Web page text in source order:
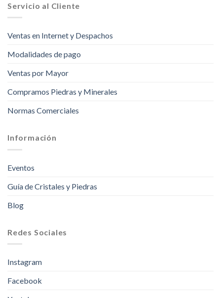
Servicio al Cliente
Ventas en Internet y Despachos
Modalidades de pago
Ventas por Mayor
Compramos Piedras y Minerales
Normas Comerciales
Información
Eventos
Guía de Cristales y Piedras
Blog
Redes Sociales
Instagram
Facebook